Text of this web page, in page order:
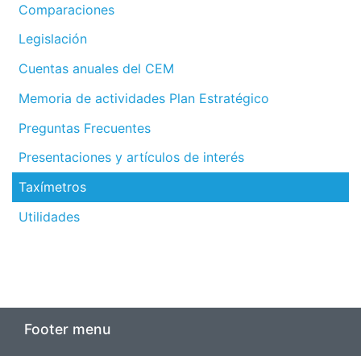
Comparaciones
Legislación
Cuentas anuales del CEM
Memoria de actividades Plan Estratégico
Preguntas Frecuentes
Presentaciones y artículos de interés
Taxímetros
Utilidades
Footer menu